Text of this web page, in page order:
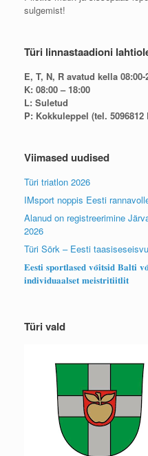
sulgemist!
Türi linnastaadioni
E, T, N, R avatud kella 08:00-
K: 08:00 – 18:00
L: Suletud
P: Kokkuleppel (tel.
Viimased uudised
Türi triatlon 2026
IMsport noppis Eesti
Alanud on registreerimine
2026
Türi Sörk – Eesti
𝐄𝐞𝐬𝐭𝐢 𝐬𝐩𝐨𝐫𝐭𝐥𝐚𝐬𝐞𝐝 𝐯𝐨̃𝐢𝐭𝐬𝐢𝐝 𝐁𝐚𝐥𝐭𝐢
𝐢𝐧𝐝𝐢𝐯𝐢𝐝𝐮𝐚𝐚𝐥𝐬𝐞𝐭 𝐦𝐞𝐢𝐬𝐭𝐫𝐢𝐭𝐢𝐢𝐭𝐥𝐢𝐭
Türi vald